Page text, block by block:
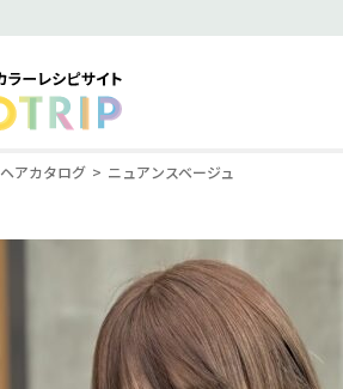
ヘアカタログ ニュアンスベージュ